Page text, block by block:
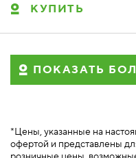
КУПИТЬ
*Цены, указанные на
офертой и представлены